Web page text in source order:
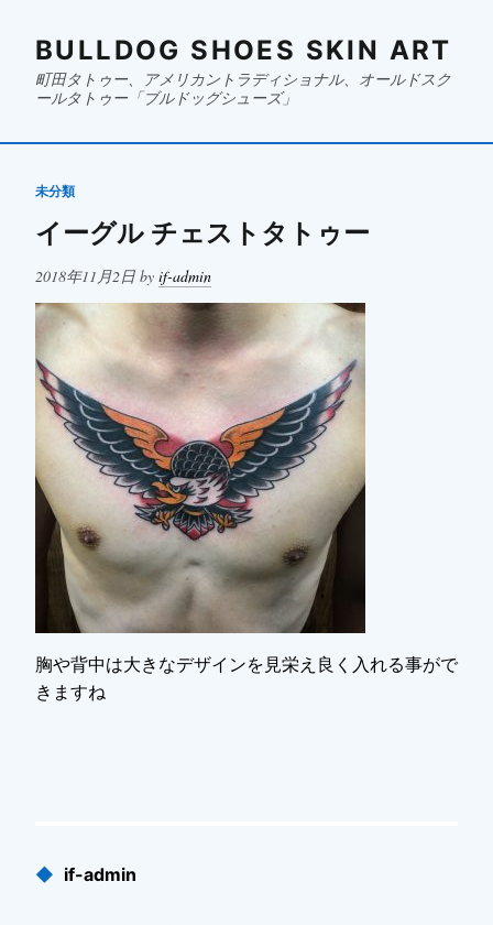
BULLDOG SHOES SKIN ART
町田タトゥー、アメリカントラディショナル、オールドスク
ールタトゥー「ブルドッグシューズ」
未分類
イーグル チェストタトゥー
Posted
2018年11月2日 by if-admin
胸や背中は大きなデザインを見栄え良く入れる事がで
きますね
Published
◆ if-admin